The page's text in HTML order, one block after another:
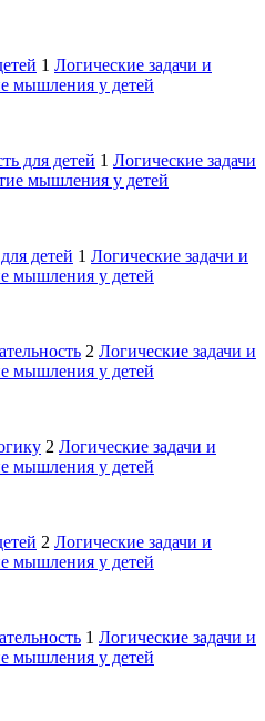
1 Логические задачи и
мышления у детей
для детей 1 Логические задачи
мышления у детей
детей 1 Логические задачи и
мышления у детей
2 Логические задачи и
мышления у детей
2 Логические задачи и
мышления у детей
2 Логические задачи и
мышления у детей
1 Логические задачи и
мышления у детей